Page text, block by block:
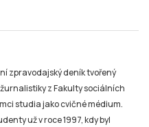
zpravodajský deník tvořený
z Fakulty sociálních
studia jako cvičné médium.
už v roce 1997, kdy byl